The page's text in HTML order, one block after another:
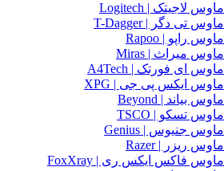
ماوس لاجیتک | Logitech
ماوس تی دگر | T-Dagger
ماوس راپو | Rapoo
ماوس میراث | Miras
ماوس ای فورتک | A4Tech
ماوس ایکس پی جی | XPG
ماوس بیاند | Beyond
ماوس تسکو | TSCO
ماوس جنیوس | Genius
ماوس ریزر | Razer
ماوس فاکس ایکس ری | FoxXray